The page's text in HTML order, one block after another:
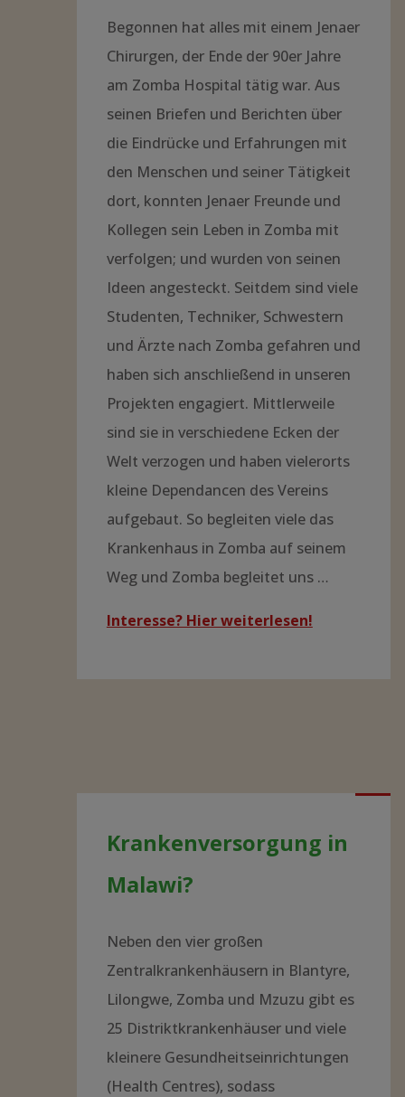
Begonnen hat alles mit einem Jenaer
Chirurgen, der Ende der 90er Jahre
am Zomba Hospital tätig war. Aus
seinen Briefen und Berichten über
die Eindrücke und Erfahrungen mit
den Menschen und seiner Tätigkeit
dort, konnten Jenaer Freunde und
Kollegen sein Leben in Zomba mit
verfolgen; und wurden von seinen
Ideen angesteckt. Seitdem sind viele
Studenten, Techniker, Schwestern
und Ärzte nach Zomba gefahren und
haben sich anschließend in unseren
Projekten engagiert. Mittlerweile
sind sie in verschiedene Ecken der
Welt verzogen und haben vielerorts
kleine Dependancen des Vereins
aufgebaut. So begleiten viele das
Krankenhaus in Zomba auf seinem
Weg und Zomba begleitet uns …
Interesse? Hier weiterlesen!
Krankenversorgung in
Malawi?
Neben den vier großen
Zentralkrankenhäusern in Blantyre,
Lilongwe, Zomba und Mzuzu gibt es
25 Distriktkrankenhäuser und viele
kleinere Gesundheitseinrichtungen
(Health Centres), sodass